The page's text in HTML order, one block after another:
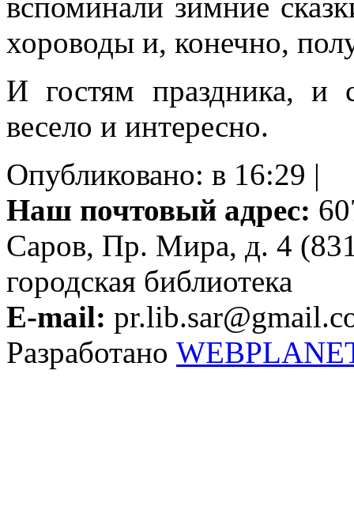
хороводы и, конечно,
И гостям праздника, и
весело и интересно.
Опубликовано: в 16:29 |
Наш почтовый адрес:
Саров, Пр. Мира, д. 4
городская библиотека
E-mail:
Разработано